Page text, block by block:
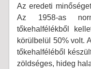
Az eredeti
Az 1958-as
tőkehalfélékből
körülbelül 50% volt.
tőkehalféléből
zöldséges, hideg